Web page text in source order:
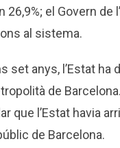
26,9%; el Govern de
al sistema.
anys, l’Estat ha
de
que l’Estat havia
de Barcelona.